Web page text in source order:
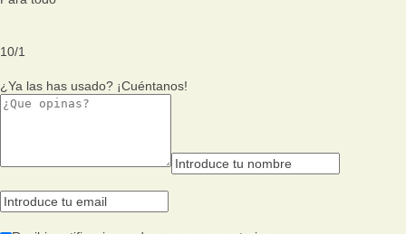
10/1
¿Ya las has usado? ¡Cuéntanos!